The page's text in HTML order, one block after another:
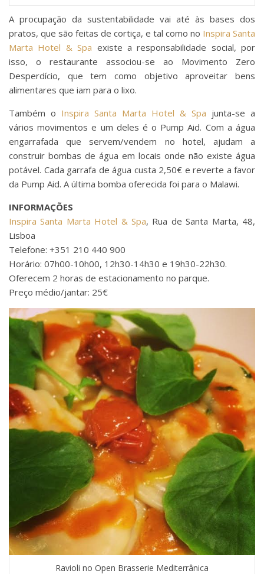
A procupação da sustentabilidade vai até às bases dos
pratos, que são feitas de cortiça, e tal como no Inspira Santa
Marta Hotel & Spa existe a responsabilidade social, por
isso, o restaurante associou-se ao Movimento Zero
Desperdício, que tem como objetivo aproveitar bens
alimentares que iam para o lixo.
Também o Inspira Santa Marta Hotel & Spa junta-se a
vários movimentos e um deles é o Pump Aid. Com a água
engarrafada que servem/vendem no hotel, ajudam a
construir bombas de água em locais onde não existe água
potável. Cada garrafa de água custa 2,50€ e reverte a favor
da Pump Aid. A última bomba oferecida foi para o Malawi.
INFORMAÇÕES
Inspira Santa Marta Hotel & Spa, Rua de Santa Marta, 48,
Lisboa
Telefone: +351 210 440 900
Horário: 07h00-10h00, 12h30-14h30 e 19h30-22h30.
Oferecem 2 horas de estacionamento no parque.
Preço médio/jantar: 25€
Ravioli no Open Brasserie Mediterrânica